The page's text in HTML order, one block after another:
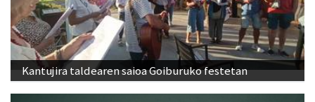
Kantujira taldearen saioa Goiburuko festetan